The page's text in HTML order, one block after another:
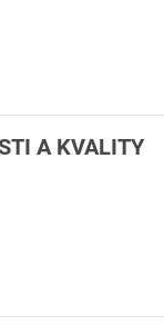
A KVALITY